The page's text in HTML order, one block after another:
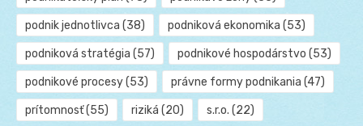
podnik jednotlivca (38) podniková ekonomika (53)
podniková stratégia (57) podnikové hospodárstvo (53)
podnikové procesy(53) právne formy podnikania (47)
prítomnosť(55) riziká (20) s.r.o. (22)